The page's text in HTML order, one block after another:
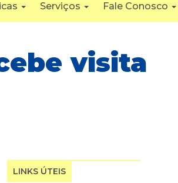
Serviços Fale Conosco
visita
LINKS ÚTEIS